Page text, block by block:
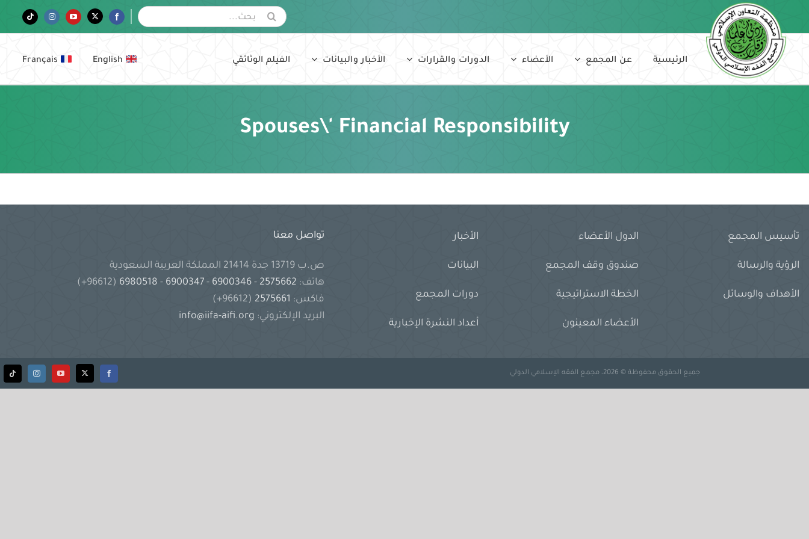
content
البحث
عن:
Facebook
Twitter
YouTube
Instagram
Tiktok
الرئيسية عن المجمع الأعضاء الدورات والقرارات الأخبار والبيانات الفيلم الوثائقي English
Français
Spouses\' Financial Responsibility
تأسيس المجمع
الرؤية والرسالة
الأهداف والوسائل
الدول الأعضاء
صندوق وقف المجمع
الخطة الاستراتيجية
الأعضاء المعينون
الأخبار
البيانات
دورات المجمع
أعداد النشرة الإخبارية
تواصل معنا
ص.ب 13719 جدة 21414 المملكة العربية السعودية
هاتف:
-
6900346
-
6900347
-
(96612+)
فاكس:
(96612+)
البريد الإلكتروني: info@iifa-aifi.org
جميع الحقوق محفوظة © 2026، مجمع الفقه الإسلامي الدولي